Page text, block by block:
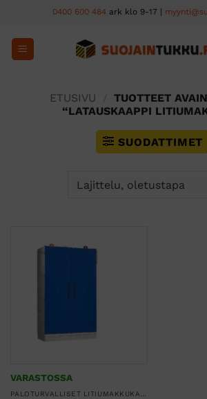
content
0400 600 484 ark klo 9-17 |
ETUSIVU
TUOTTEET
“LATAUSKAAPPI
SUODATTIMET
VARASTOSSA